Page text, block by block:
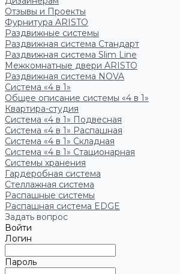
Отзывы и Проекты
Фурнитура ARISTO
Раздвижные системы
Раздвижная система Стандарт
Раздвижная система Slim Line
Межкомнатные двери ARISTO
Раздвижная система NOVA
Система «4 в 1»
Общее описание системы «4 в 1»
Квартира-студия
Система «4 в 1» Подвесная
Система «4 в 1» Распашная
Система «4 в 1» Складная
Система «4 в 1» Стационарная
Системы хранения
Гардеробная система
Стеллажная система
Распашные системы
Распашная система EDGE
Задать вопрос
Войти
Логин
Пароль